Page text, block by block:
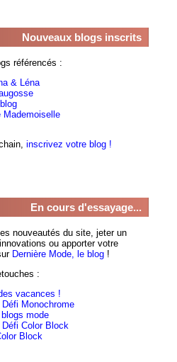
Nouveaux blogs inscrits
référencés :
& Léna
Mademoiselle
inscrivez votre blog !
En cours d'essayage...
nouveautés du site, jeter un
ou apporter votre
Dernière Mode, le blog!
:
vacances !
Monochrome
blogs mode
Color Block
Block